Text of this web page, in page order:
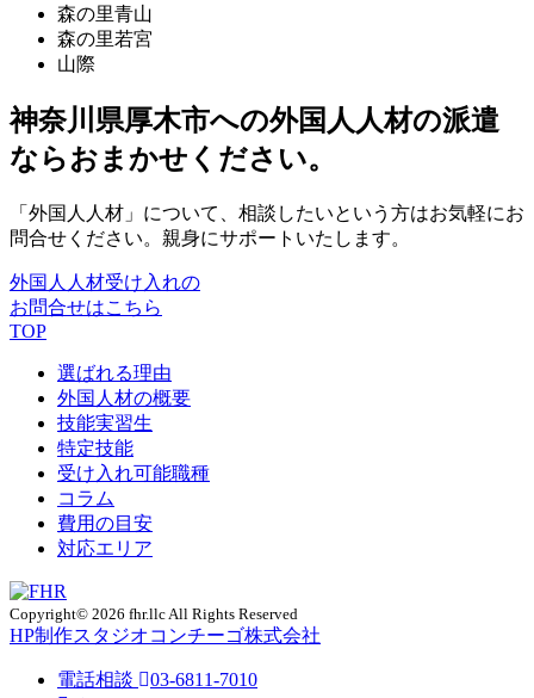
森の里青山
森の里若宮
山際
神奈川県厚木市への外国人人材の派遣
ならおまかせください。
「外国人人材」について、相談したいという方はお気軽にお
問合せください。親身にサポートいたします。
外国人人材受け入れの
お問合せはこちら
TOP
選ばれる理由
外国人材の概要
技能実習生
特定技能
受け入れ可能職種
コラム
費用の目安
対応エリア
Copyright© 2026 fhr.llc All Rights Reserved
HP制作スタジオコンチーゴ株式会社
電話相談
03-6811-7010